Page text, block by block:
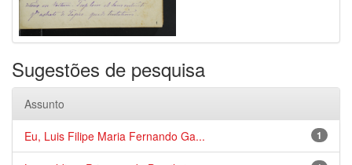
Sugestões de pesquisa
Assunto
1
Eu, Luis Filipe Maria Fernando Ga...